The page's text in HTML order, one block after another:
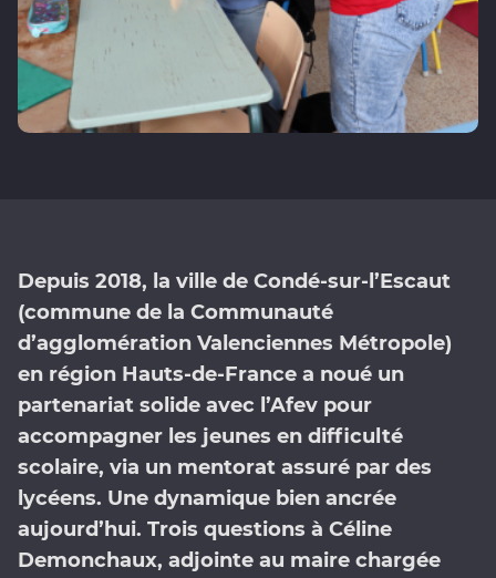
Depuis 2018, la ville de Condé-sur-l’Escaut
(commune de la Communauté
d’agglomération Valenciennes Métropole)
en région Hauts-de-France a noué un
partenariat solide avec l’Afev pour
accompagner les jeunes en difficulté
scolaire, via un mentorat assuré par des
lycéens. Une dynamique bien ancrée
aujourd’hui. Trois questions à Céline
Demonchaux, adjointe au maire chargée